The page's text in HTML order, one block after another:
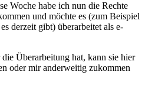
Woche habe ich nun die Rechte
und möchte es (zum Beispiel
derzeit gibt) überarbeitet als e-
Überarbeitung hat, kann sie hier
oder mir anderweitig zukommen